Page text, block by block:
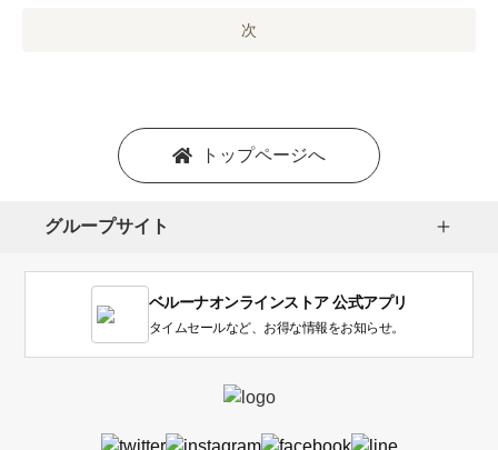
い
次
トップページへ
グループサイト
ベルーナオンラインストア 公式アプリ
タイムセールなど、お得な情報をお知らせ。